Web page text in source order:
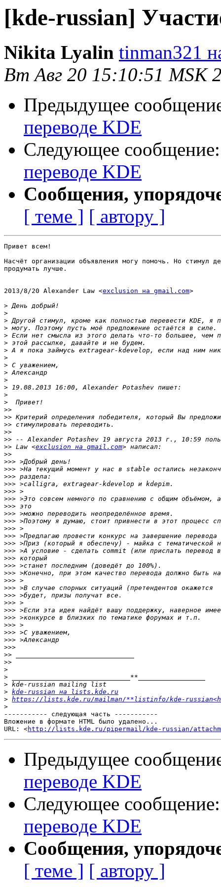
[kde-russian]
Nikita Lyalin tinman321
Вт Авг 20 15:10:51 MSK
Предыдущее
переводе KDE
Следующее
переводе KDE
Сообщения,
[ теме ] [ автору ]
Привет всем!
Насчёт организации объявления могу помочь. Но стимул
продумать лучше.
2013/8/20 Alexander Law <exclusion на gmail.com>
>
>
>
>
>
>
>
>
>
>
>
>
>
>
>>
>>
>>
>>
>>
>> Law <exclusion на gmail.com
>>
>>>
>>>
>>>
>>>
>>>
>>>
>>>
>>>
>>>
>>>
>>>
>>>
>>>
>>>
>>>
>>>
>>>
>>>
>>>
>>>
>>>
>>>
>>>
>>>
>>>
>>>
>>
>>
>
>
>
> kde-russian на lists.kde.ru
> https://lists.kde.ru/mailman/**listinfo/kde-
>
----------- следующая часть -----------
Вложение в формате HTML было удалено...
URL: <http://lists.kde.ru/pipermail/kde-russian/
Предыдущее
переводе KDE
Следующее
переводе KDE
Сообщения,
[ теме ] [ автору ]